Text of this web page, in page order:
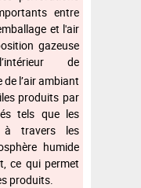
entre
et l'air
gazeuse
de
l’air ambiant
produits par
tels que les
à travers les
humide
ce qui permet
produits.